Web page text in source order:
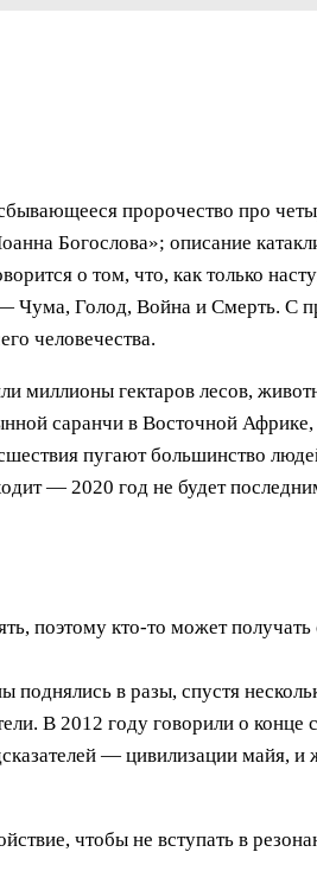
пророчество про
Богослова»; описание
о том, что, как только
Чума, Голод, Война и Смерть. С
человечества.
гектаров лесов,
саранчи в Восточной
пугают большинство
— 2020 год не будет
поэтому кто-то может
в разы, спустя
В 2012 году говорили о конце
— цивилизации майя, и
чтобы не вступать в